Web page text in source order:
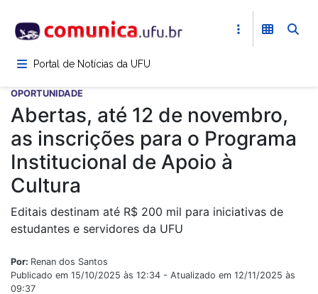
para
conteúdoPortal de Notícias da UFU
OPORTUNIDADE
Abertas, até 12 de novembro,
as inscrições para o Programa
Institucional de Apoio à
Cultura
Editais destinam até R$ 200 mil para iniciativas de
estudantes e servidores da UFU
Por: Renan dos Santos
Publicado em 15/10/2025 às 12:34 - Atualizado em 12/11/2025 às
09:37